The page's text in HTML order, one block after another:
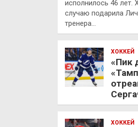
исполнилось 46 лет.
случаю подарила
тренера…
ХОККЕЙ
«Пик
ХОККЕЙ